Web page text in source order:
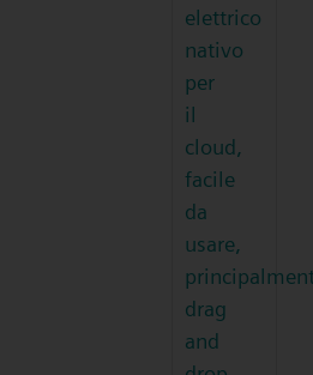
elettrico
nativo
per
il
cloud,
facile
da
usare,
drag
and